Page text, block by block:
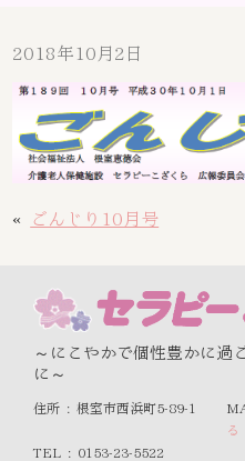
2018年10月2日
« ごんじり10月号
～にこやかで個性豊かに過
に～
住所 : 根室市西浜町5-89-1
る
TEL : 0153-23-5522